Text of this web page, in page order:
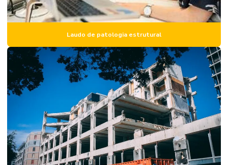
Laudo de avaliação de imóvel preço
Laudo de avaliação de imóvel para venda
Laudo estrutural predial
Laudo estrutural residencial
Laudo de inspeção predial
Laudo de obra
Laudo de obra civil
Laudo de patologia estrutural
Laudo de patologia estrutural